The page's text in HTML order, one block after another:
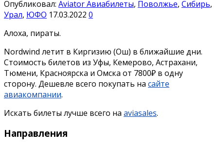
Опубликовал: AviatorАвиабилеты, Поволжье, Сибирь,
Урал, ЮФО 17.03.2022 0
Алоха, пираты.
Nordwind летит в Киргизию (Ош) в ближайшие дни.
Стоимость билетов из Уфы, Кемерово, Астрахани,
Тюмени, Красноярска и Омска от 7800₽ в одну
сторону. Дешевле всего покупать на сайте
авиакомпании.
Искать билеты лучше всего на aviasales.
Направления